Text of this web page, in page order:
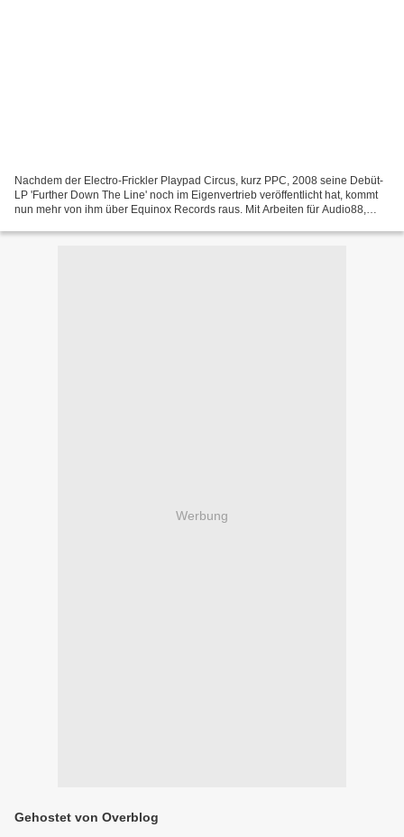
Nachdem der Electro-Frickler Playpad Circus, kurz PPC, 2008 seine Debüt-
LP 'Further Down The Line' noch im Eigenvertrieb veröffentlicht hat, kommt
nun mehr von ihm über Equinox Records raus. Mit Arbeiten für Audio88,
Werbung
Gehostet von Overblog